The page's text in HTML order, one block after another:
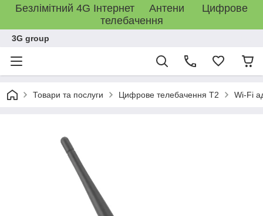
Безлімітний 4G Інтернет Антени Цифрове
телебачення
3G group
Товари та послуги Цифрове телебачення T2 Wi-Fi